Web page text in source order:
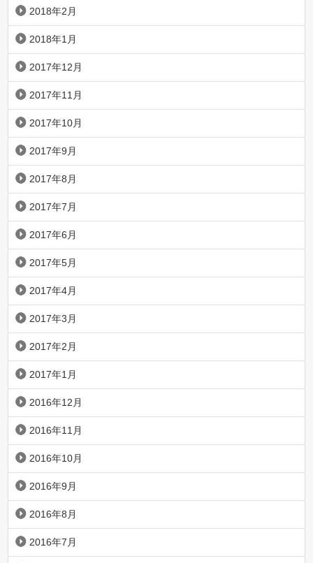
2018年2月
2018年1月
2017年12月
2017年11月
2017年10月
2017年9月
2017年8月
2017年7月
2017年6月
2017年5月
2017年4月
2017年3月
2017年2月
2017年1月
2016年12月
2016年11月
2016年10月
2016年9月
2016年8月
2016年7月